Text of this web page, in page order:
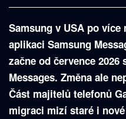
Samsung v USA po
aplikaci Samsung
začne od července 2026
Messages. Změna ale
Část majitelů telefonů
migraci mizí staré i